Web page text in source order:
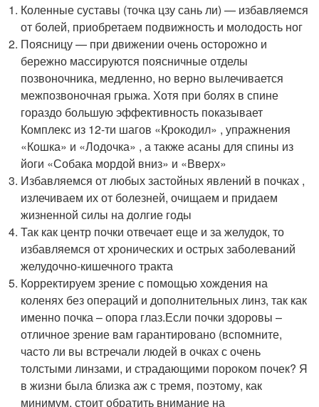
Коленные суставы (точка цзу сань ли) — избавляемся
от болей, приобретаем подвижность и молодость ног
Поясницу — при движении очень осторожно и
бережно массируются поясничные отделы
позвоночника, медленно, но верно вылечивается
межпозвоночная грыжа. Хотя при болях в спине
гораздо большую эффективность показывает
Комплекс из 12-ти шагов «Крокодил» , упражнения
«Кошка» и «Лодочка» , а также асаны для спины из
йоги «Собака мордой вниз» и «Вверх»
Избавляемся от любых застойных явлений в почках ,
излечиваем их от болезней, очищаем и придаем
жизненной силы на долгие годы
Так как центр почки отвечает еще и за желудок, то
избавляемся от хронических и острых заболеваний
желудочно-кишечного тракта
Корректируем зрение с помощью хождения на
коленях без операций и дополнительных линз, так как
именно почка – опора глаз.Если почки здоровы –
отличное зрение вам гарантировано (вспомните,
часто ли вы встречали людей в очках с очень
толстыми линзами, и страдающими пороком почек? Я
в жизни была близка аж с тремя, поэтому, как
минимум, стоит обратить внимание на